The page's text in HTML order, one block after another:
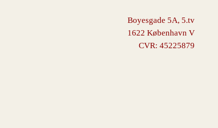
Boyesgade 5A, 5.tv
1622 København V
CVR: 45225879